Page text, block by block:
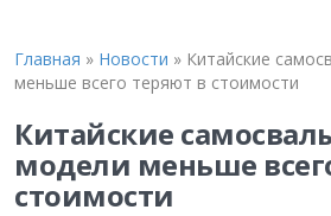
Главная » Новости » Китайские
меньше всего теряют в стоимости
Китайские
модели меньше
стоимости